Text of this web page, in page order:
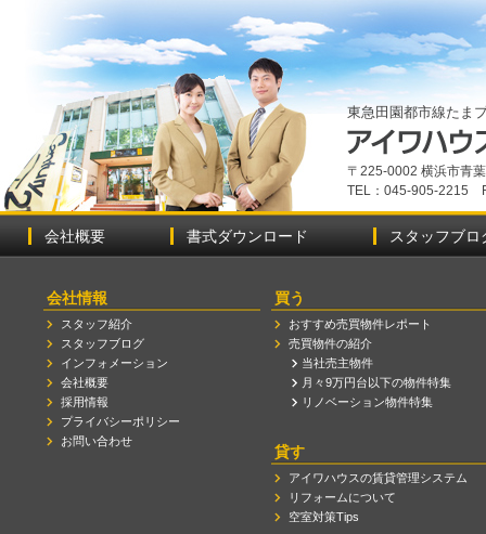
東急田園都市線たま
〒225-0002 横浜市青
TEL：045-905-2215
会社概要 書式ダウンロード スタッフブロ
会社情報
スタッフ紹介
スタッフブログ
インフォメーション
会社概要
採用情報
プライバシーポリシー
お問い合わせ
買う
おすすめ売買物件レポート
売買物件の紹介
当社売主物件
月々9万円台以下の物件特集
リノベーション物件特集
貸す
アイワハウスの賃貸管理システム
リフォームについて
空室対策Tips